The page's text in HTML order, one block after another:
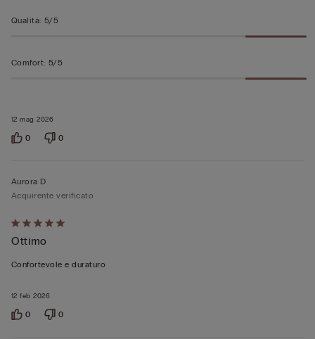
12 mag 2026
Qualità: 5/5
Comfort: 5/5
0 0
Valutato
5
su
12 feb 2026
Aurora D
Acquirente verificato
Ottimo
Confortevole e duraturo
0 0